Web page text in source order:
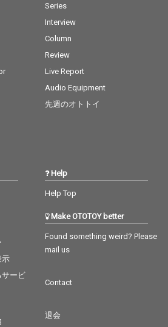
Series
Interview
Column
Review
Live Report
Audio Equipment
先週のオトトイ
示
サービ
Help
Help Top
Make OTOTOY better
Found something weird? Please
mail us
Contact
退会